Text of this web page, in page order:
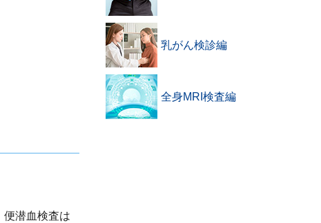
便潜血検査は
乳がん検診編
全身MRI検査編